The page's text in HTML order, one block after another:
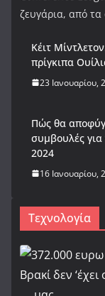
ζευγάρια, από τα
Κέιτ
πρίγκιπα
23 Ιανουαρίου,
Πώς θα
συμβουλές
2024
16 Ιανουαρίου,
Τεχνολογία